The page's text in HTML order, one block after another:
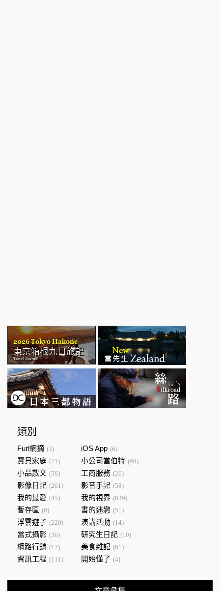
類別
Furl網摘 (3) iOS App (6)
寶貝家庭 (21) 小公司當伯特 (98)
小品散文 (56) 工商服務 (26)
影像日記 (261) 影音手記 (58)
我的最愛 (45) 我的視界 (839)
暫存區 (0) 書的迷戀 (51)
浮雲遊子 (220) 演講活動 (14)
當式攝影 (36) 研究生日記 (10)
網路行銷 (12) 美食雜記 (61)
資訊工程 (111) 開始懂了 (4)